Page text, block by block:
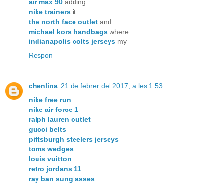
air max 90 adding
nike trainers it
the north face outlet and
michael kors handbags where
indianapolis colts jerseys my
Respon
chenlina 21 de febrer del 2017, a les 1:53
nike free run
nike air force 1
ralph lauren outlet
gucci belts
pittsburgh steelers jerseys
toms wedges
louis vuitton
retro jordans 11
ray ban sunglasses